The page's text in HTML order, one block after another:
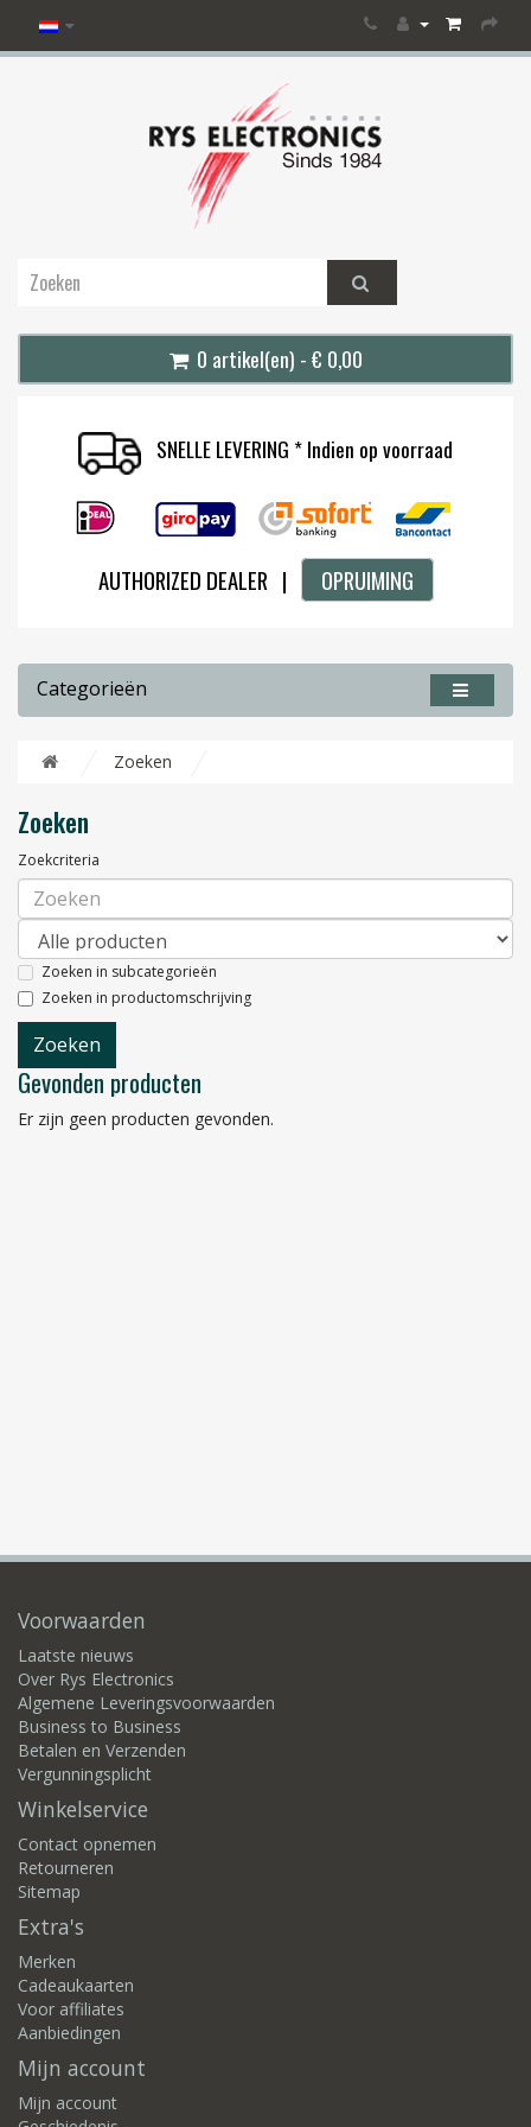
0 artikel(en) - € 0,00
SNELLE LEVERING * Indien op voorraad
AUTHORIZED DEALER | OPRUIMING
Categorieën
Zoeken
Zoeken
Zoekcriteria
Zoeken in subcategorieën
Zoeken in productomschrijving
Gevonden producten
Er zijn geen producten gevonden.
Voorwaarden
Laatste nieuws
Over Rys Electronics
Algemene Leveringsvoorwaarden
Business to Business
Betalen en Verzenden
Vergunningsplicht
Winkelservice
Contact opnemen
Retourneren
Sitemap
Extra's
Merken
Cadeaukaarten
Voor affiliates
Aanbiedingen
Mijn account
Mijn account